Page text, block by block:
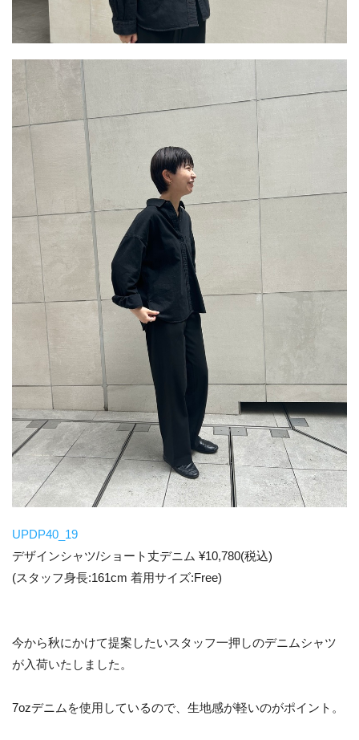
UPDP40_19
デザインシャツ/ショート丈デニム ¥10,780(税込)
(スタッフ身長:161cm 着用サイズ:Free)
今から秋にかけて提案したいスタッフ一押しのデニムシャツ
が入荷いたしました。
7ozデニムを使用しているので、生地感が軽いのがポイント。